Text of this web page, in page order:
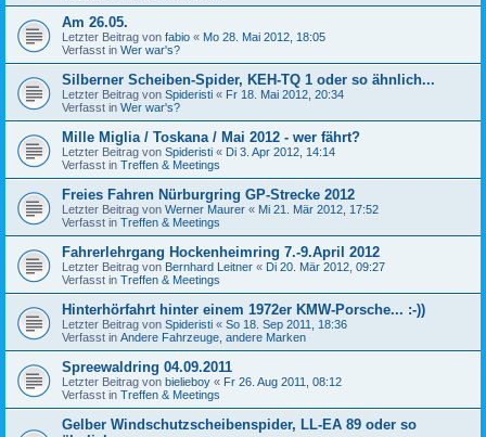
Am 26.05.
Letzter Beitrag von fabio « Mo 28. Mai 2012, 18:05
Verfasst in Wer war's?
Silberner Scheiben-Spider, KEH-TQ 1 oder so ähnlich...
Letzter Beitrag von Spideristi « Fr 18. Mai 2012, 20:34
Verfasst in Wer war's?
Mille Miglia / Toskana / Mai 2012 - wer fährt?
Letzter Beitrag von Spideristi « Di 3. Apr 2012, 14:14
Verfasst in Treffen & Meetings
Freies Fahren Nürburgring GP-Strecke 2012
Letzter Beitrag von Werner Maurer « Mi 21. Mär 2012, 17:52
Verfasst in Treffen & Meetings
Fahrerlehrgang Hockenheimring 7.-9.April 2012
Letzter Beitrag von Bernhard Leitner « Di 20. Mär 2012, 09:27
Verfasst in Treffen & Meetings
Hinterhörfahrt hinter einem 1972er KMW-Porsche... :-))
Letzter Beitrag von Spideristi « So 18. Sep 2011, 18:36
Verfasst in Andere Fahrzeuge, andere Marken
Spreewaldring 04.09.2011
Letzter Beitrag von bielieboy « Fr 26. Aug 2011, 08:12
Verfasst in Treffen & Meetings
Gelber Windschutzscheibenspider, LL-EA 89 oder so